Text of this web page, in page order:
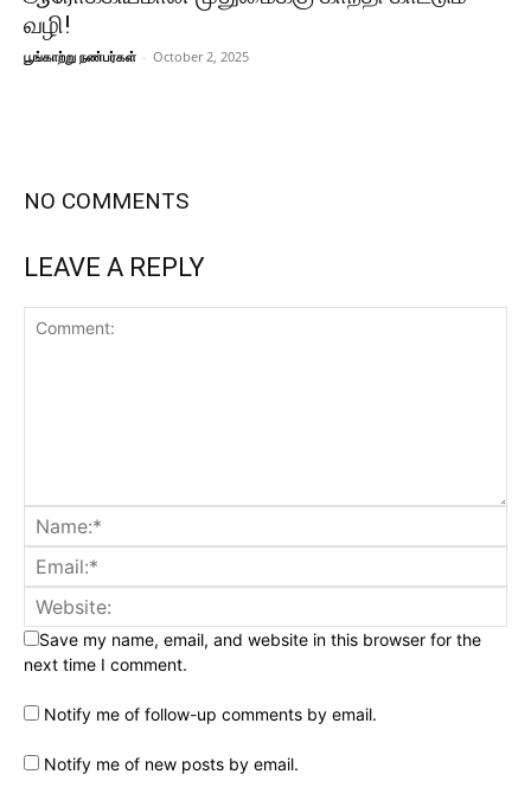
வழி!
பூங்காற்று நண்பர்கள் - October 2, 2025
NO COMMENTS
LEAVE A REPLY
Save my name, email, and website in this browser for the
next time I comment.
Notify me of follow-up comments by email.
Notify me of new posts by email.